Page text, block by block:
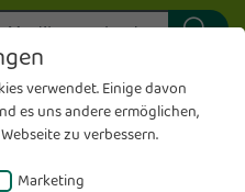
verwendet. Einige davon
es uns andere ermöglichen,
zu verbessern.
Marketing